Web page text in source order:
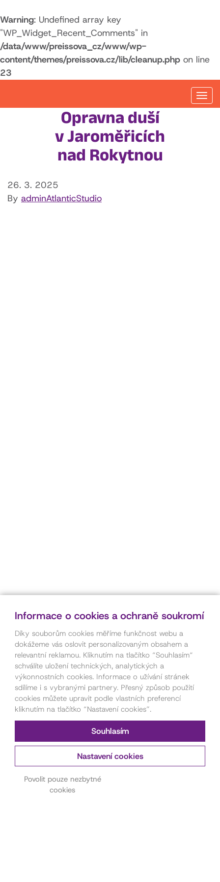
Warning: Undefined array key
"WP_Widget_Recent_Comments" in
/data/www/preissova_cz/www/wp-
content/themes/preissova.cz/lib/cleanup.php on line
23
Opravna duší
v Jaroměřicích
nad Rokytnou
26. 3. 2025
By adminAtlanticStudio
Kontakt pro pořadatele
akcí
Informace o cookies a ochraně soukromí
Díky souborům cookies měříme funkčnost webu a
dokážeme vás oslovit personalizovaným obsahem a
relevantní reklamou. Kliknutím na tlačítko “Souhlasím“
schválíte uložení technických, analytických a
výkonnostních cookies. Informace o užívání stránek
sdílíme i s vybranými partnery. Přesný způsob použití
cookies můžete upravit podle vlastních preferencí
kliknutím na tlačítko “Nastavení cookies”.
Souhlasím
Nastavení cookies
Povolit pouze nezbytné
cookies